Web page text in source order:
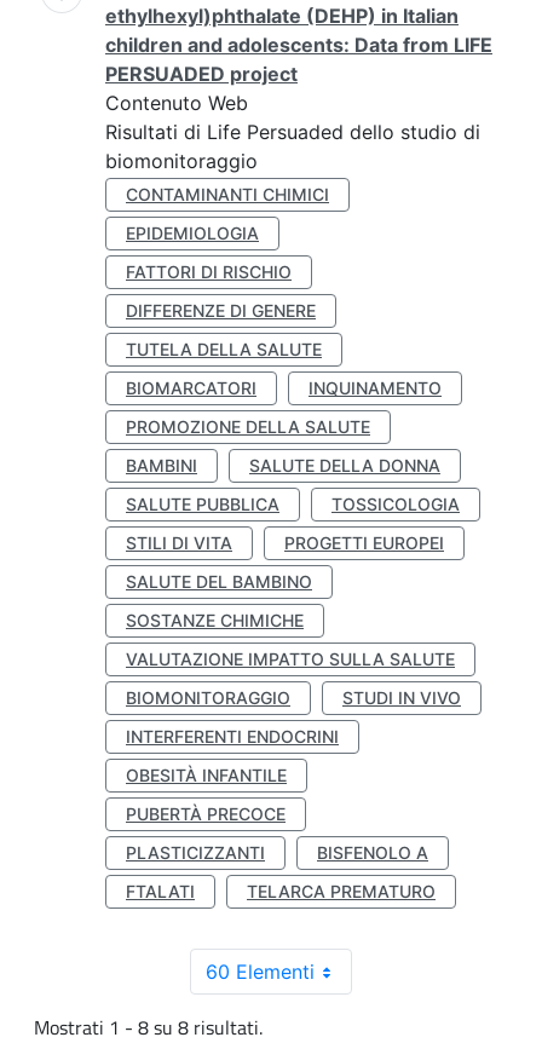
ethylhexyl)phthalate (DEHP) in Italian
children and adolescents: Data from LIFE
PERSUADED project
Contenuto Web
Risultati di Life Persuaded dello studio di
biomonitoraggio
CONTAMINANTI CHIMICI
EPIDEMIOLOGIA
FATTORI DI RISCHIO
DIFFERENZE DI GENERE
TUTELA DELLA SALUTE
BIOMARCATORI
INQUINAMENTO
PROMOZIONE DELLA SALUTE
BAMBINI
SALUTE DELLA DONNA
SALUTE PUBBLICA
TOSSICOLOGIA
STILI DI VITA
PROGETTI EUROPEI
SALUTE DEL BAMBINO
SOSTANZE CHIMICHE
VALUTAZIONE IMPATTO SULLA SALUTE
BIOMONITORAGGIO
STUDI IN VIVO
INTERFERENTI ENDOCRINI
OBESITÀ INFANTILE
PUBERTÀ PRECOCE
PLASTICIZZANTI
BISFENOLO A
FTALATI
TELARCA PREMATURO
60 Elementi
Mostrati 1 - 8 su 8 risultati.